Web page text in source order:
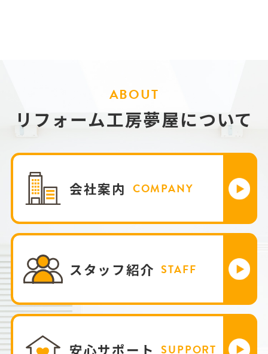
ABOUT
リフォーム工房夢屋について
会社案内 COMPANY
スタッフ紹介 STAFF
安心サポート SUPPORT